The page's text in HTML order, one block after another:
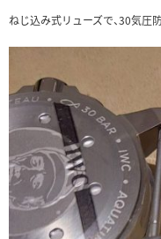
ねじ込み式リューズで、30気圧